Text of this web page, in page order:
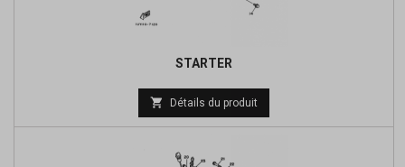
STARTER
Prix
de
 Détails du produit